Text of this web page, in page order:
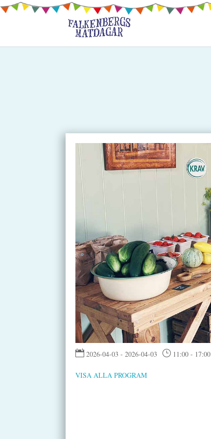
 2026-04-03 - 2026-04-03 } 11:00 - 17:00
VISA ALLA PROGRAM